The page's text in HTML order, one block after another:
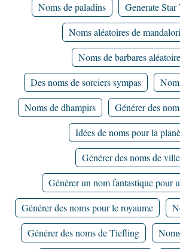
Noms de paladins
Generate Star
Noms aléatoires de
Noms de barbares
Des noms de sorciers sympas
Noms de dhampirs
Générer des
Idées de noms pour la
Générer des noms de ville
Générer un nom fantastique pour
Générer des noms pour le royaume
Générer des noms de Tiefling